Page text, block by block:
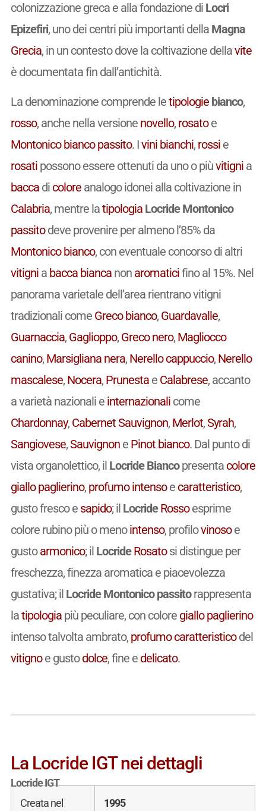
colonizzazione greca e alla fondazione di Locri
Epizefiri, uno dei centri più importanti della Magna
Grecia, in un contesto dove la coltivazione dellavite
è documentata fin dall’antichità.
La denominazione comprende letipologie bianco,
rosso, anche nella versione novello, rosatoe
Montonico bianco passito. Ivini bianchi, rossie
rosatipossono essere ottenuti da uno o piùvitignia
baccadi coloreanalogo idonei alla coltivazione in
Calabria, mentre latipologia Locride Montonico
passitodeve provenire per almeno l’85% da
Montonico bianco, con eventuale concorso di altri
vitignia bacca biancanon aromaticifino al 15%. Nel
panorama varietale dell’area rientrano vitigni
tradizionali come Greco bianco, Guardavalle,
Guarnaccia, Gaglioppo, Greco nero, Magliocco
canino, Marsigliana nera, Nerello cappuccio, Nerello
mascalese, Nocera, Prunestae Calabrese, accanto
a varietà nazionali e internazionalicome
Chardonnay, Cabernet Sauvignon, Merlot,Syrah,
Sangiovese,Sauvignone Pinot bianco. Dal punto di
vista organolettico, il Locride Biancopresenta colore
giallo paglierino, profumo intensoe caratteristico,
gusto fresco e sapido; il LocrideRossoesprime
colore rubino più o menointenso, profilovinosoe
gustoarmonico; il LocrideRosatosi distingue per
freschezza, finezza aromatica e piacevolezza
gustativa; il Locride Montonico passitorappresenta
latipologiapiù peculiare, con colore giallo paglierino
intenso talvolta ambrato, profumo caratteristicodel
vitignoe gustodolce, fine e delicato.
La Locride IGT nei dettagli
Locride IGT
Creata nel
1995